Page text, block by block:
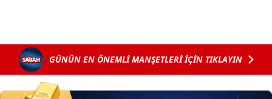
GÜNÜN EN ÖNEMLİ MANŞETLERİ İÇİN TIKLAYIN